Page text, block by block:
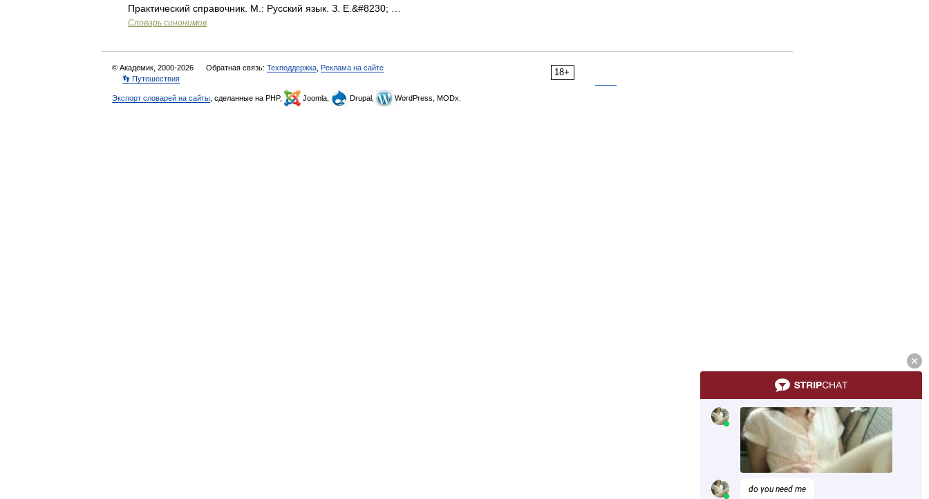
Практический справочник. М.: Русский язык. З. Е.&#8230; …
Словарь синонимов
18+
© Академик, 2000-2026 Обратная связь: Техподдержка Реклама на сайте
👣 Путешествия
Экспорт словарей на сайты , сделанные на PHP, Joomla, Drupal, WordPress, MODx.